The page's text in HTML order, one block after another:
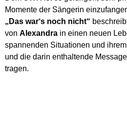
Momente der Sängerin
„Das war‘s noch nicht“
von Alexandra in einen neuen
spannenden Situationen und
und die darin enthaltende
tragen.